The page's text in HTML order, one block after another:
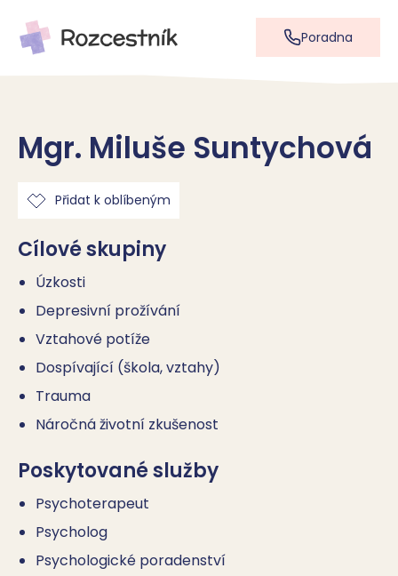
Poradna
Mgr. Miluše Suntychová
Přidat k oblíbeným
Cílové skupiny
Úzkosti
Depresivní prožívání
Vztahové potíže
Dospívající (škola, vztahy)
Trauma
Náročná životní zkušenost
Poskytované služby
Psychoterapeut
Psycholog
Psychologické poradenství